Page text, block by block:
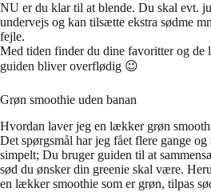
NU er du klar til at blende. Du skal evt.
undervejs og kan tilsætte ekstra sødme
fejle.
Med tiden finder du dine favoritter og de
guiden bliver overflødig 😉
Grøn smoothie uden banan
Hvordan laver jeg en lækker grøn
Det spørgsmål har jeg fået flere gange
simpelt; Du bruger guiden til at
sød du ønsker din greenie skal være.
en lækker smoothie som er grøn, tilpas